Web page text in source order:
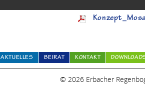
AKTUELLES BEIRAT KONTAKT
© 2026 Erbacher